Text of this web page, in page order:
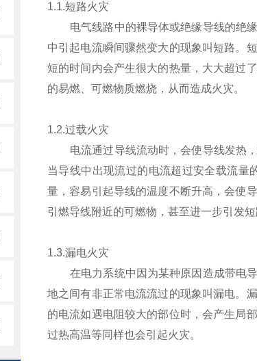
1.1.短路火灾
电气线路中的裸导体或绝缘导线的绝缘
中引起电流瞬间骤然变大的现象叫短路。
短的时间内会产生很大的热量，大大超过
的易燃、可燃物质燃烧，从而造成火灾。
1.2.过载火灾
电流通过导线流动时，会使导线发热，
当导线中出现流过的电流超过安全载流量
量，容易引起导线的温度不断升高，会使
引燃导线附近的可燃物，甚至进一步引发短
1.3.漏电火灾
在电力系统中因为某种原因造成带电导
地之间有非正常电流流过的现象叫漏电。
的电流如遇电阻较大的部位时，会产生局
过热高温等同样也会引起火灾。